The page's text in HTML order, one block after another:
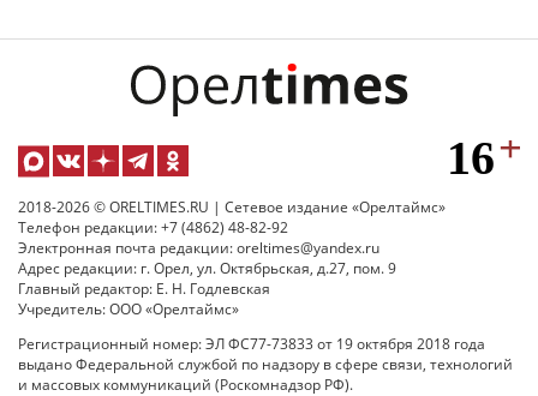
2018-2026 © ORELTIMES.RU | Сетевое издание «Орелтаймс»
Телефон редакции: +7 (4862) 48-82-92
Электронная почта редакции: oreltimes@yandex.ru
Адрес редакции: г. Орел, ул. Октябрьская, д.27, пом. 9
Главный редактор: Е. Н. Годлевская
Учредитель: ООО «Орелтаймс»
Регистрационный номер: ЭЛ ФС77-73833 от 19 октября 2018 года
выдано Федеральной службой по надзору в сфере связи, технологий
и массовых коммуникаций (Роскомнадзор РФ).